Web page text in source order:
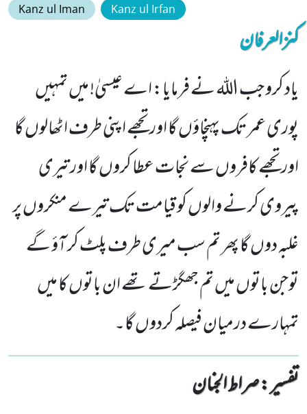
Kanz ul Iman Kanz ul Irfan
کنزالعرفان
یاد کرو جب اللہ نے فرمایا: اے عیسیٰ! میں تمہیں
پوری عمر تک پہنچاؤں گا اور تجھے اپنی طرف اٹھالوں گا
اور تجھے کافروں سے نجات عطا کروں گا اور تیری
پیروی کرنے والوں کو قیامت تک تیرے منکروں پر
غلبہ دوں گا پھر تم سب میری طرف پلٹ کر آؤ گے
توجن باتوں میں تم جھگڑتے تھے ان باتوں کا میں
تمہارے درمیان فیصلہ کردوں گا۔
تفسیر : ‎صراط الجنان